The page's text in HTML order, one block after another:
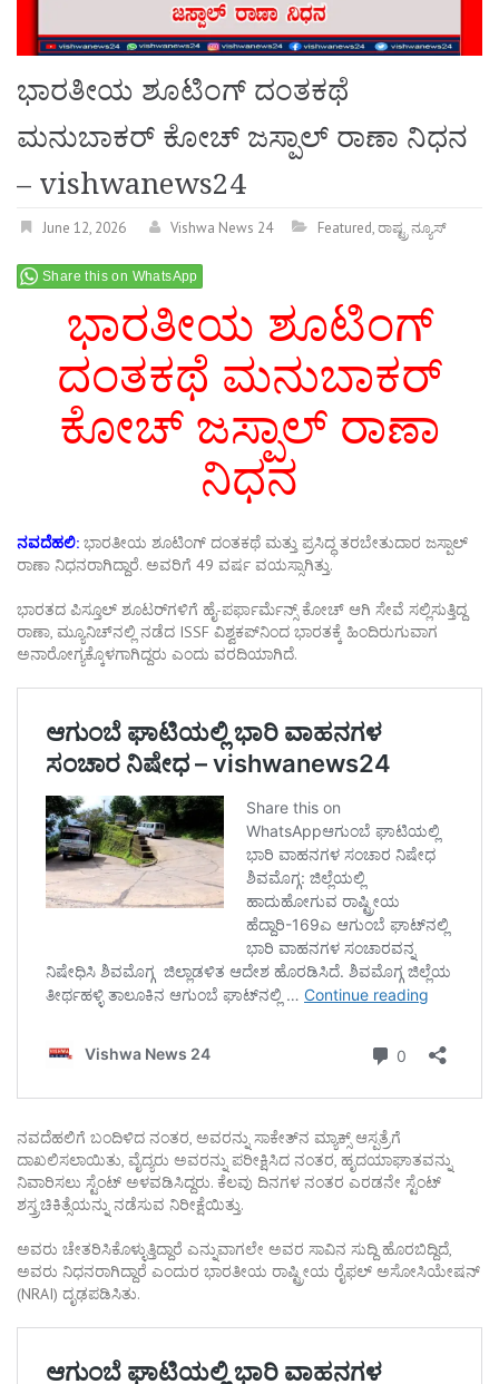
ಭಾರತೀಯ ಶೂಟಿಂಗ್ ದಂತಕಥೆ
ಮನುಬಾಕರ್ ಕೋಚ್ ಜಸ್ಪಾಲ್ ರಾಣಾ ನಿಧನ
– vishwanews24
June 12, 2026 Vishwa News 24 Featured,ರಾಷ್ಟ್ರ ನ್ಯೂಸ್
Share this on WhatsApp
ಭಾರತೀಯ ಶೂಟಿಂಗ್
ದಂತಕಥೆ ಮನುಬಾಕರ್
ಕೋಚ್ ಜಸ್ಪಾಲ್ ರಾಣಾ
ನಿಧನ
ನವದೆಹಲಿ: ಭಾರತೀಯ ಶೂಟಿಂಗ್ ದಂತಕಥೆ ಮತ್ತು ಪ್ರಸಿದ್ಧ ತರಬೇತುದಾರ ಜಸ್ಪಾಲ್
ರಾಣಾ ನಿಧನರಾಗಿದ್ದಾರೆ. ಅವರಿಗೆ 49 ವರ್ಷ ವಯಸ್ಸಾಗಿತ್ತು.
ಭಾರತದ ಪಿಸ್ತೂಲ್ ಶೂಟರ್‌ಗಳಿಗೆ ಹೈ-ಪರ್ಫಾರ್ಮೆನ್ಸ್ ಕೋಚ್ ಆಗಿ ಸೇವೆ ಸಲ್ಲಿಸುತ್ತಿದ್ದ
ರಾಣಾ, ಮ್ಯೂನಿಚ್‌ನಲ್ಲಿ ನಡೆದ ISSF ವಿಶ್ವಕಪ್‌ನಿಂದ ಭಾರತಕ್ಕೆ ಹಿಂದಿರುಗುವಾಗ
ಅನಾರೋಗ್ಯಕ್ಕೊಳಗಾಗಿದ್ದರು ಎಂದು ವರದಿಯಾಗಿದೆ.
ನವದೆಹಲಿಗೆ ಬಂದಿಳಿದ ನಂತರ, ಅವರನ್ನು ಸಾಕೇತ್‌ನ ಮ್ಯಾಕ್ಸ್ ಆಸ್ಪತ್ರೆಗೆ
ದಾಖಲಿಸಲಾಯಿತು, ವೈದ್ಯರು ಅವರನ್ನು ಪರೀಕ್ಷಿಸಿದ ನಂತರ, ಹೃದಯಾಘಾತವನ್ನು
ನಿವಾರಿಸಲು ಸ್ಟೆಂಟ್ ಅಳವಡಿಸಿದ್ದರು. ಕೆಲವು ದಿನಗಳ ನಂತರ ಎರಡನೇ ಸ್ಟೆಂಟ್
ಶಸ್ತ್ರಚಿಕಿತ್ಸೆಯನ್ನು ನಡೆಸುವ ನಿರೀಕ್ಷೆಯಿತ್ತು.
ಅವರು ಚೇತರಿಸಿಕೊಳ್ಳುತ್ತಿದ್ದಾರೆ ಎನ್ನುವಾಗಲೇ ಅವರ ಸಾವಿನ ಸುದ್ದಿ ಹೊರಬಿದ್ದಿದೆ,
ಅವರು ನಿಧನರಾಗಿದ್ದಾರೆ ಎಂದುರ ಭಾರತೀಯ ರಾಷ್ಟ್ರೀಯ ರೈಫಲ್ ಅಸೋಸಿಯೇಷನ್
​​(NRAI) ದೃಢಪಡಿಸಿತು.